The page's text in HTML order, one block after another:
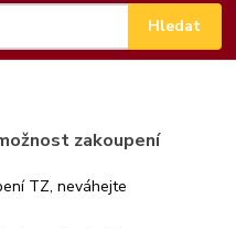
Hledat
zakoupení
TZ, neváhejte